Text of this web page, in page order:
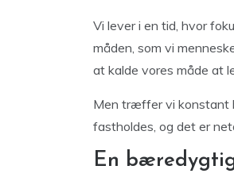
Vi lever i en tid, hvor
måden, som vi
at kalde vores måde at
Men træffer vi konstant
fastholdes, og det er
En